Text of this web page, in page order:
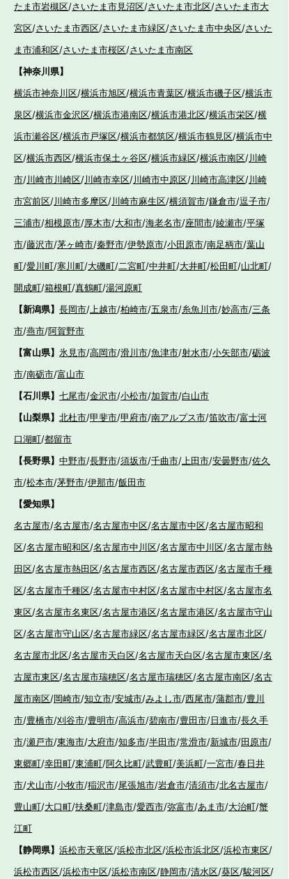
たま市岩槻区/さいたま市見沼区/さいたま市北区/さいたま市大
宮区/さいたま市西区/さいたま市緑区/さいたま市中央区/さいた
ま市浦和区/さいたま市桜区/さいたま市南区
【神奈川県】
横浜市神奈川区/横浜市旭区/横浜市青葉区/横浜市磯子区/横浜市
泉区/横浜市金沢区/横浜市港南区/横浜市港北区/横浜市栄区/横
浜市瀬谷区/横浜市戸塚区/横浜市都筑区/横浜市鶴見区/横浜市中
区/横浜市西区/横浜市保土ヶ谷区/横浜市緑区/横浜市南区/川崎
市/川崎市川崎区/川崎市幸区/川崎市中原区/川崎市高津区/川崎
市宮前区/川崎市多摩区/川崎市麻生区/横須賀市/鎌倉市/逗子市/
三浦市/相模原市/厚木市/大和市/海老名市/座間市/綾瀬市/平塚
市/藤沢市/茅ヶ崎市/秦野市/伊勢原市/小田原市/南足柄市/葉山
町/愛川町/寒川町/大磯町/二宮町/中井町/大井町/松田町/山北町/
開成町/箱根町/真鶴町/湯河原町
【新潟県】 長岡市/ 上越市/柏崎市/五泉市/糸魚川市/妙高市/三条
市/燕市/阿賀野市
【富山県】 氷見市/高岡市/滑川市/魚津市/射水市/小矢部市/砺波
市/南砺市/富山市
【石川県】 七尾市/金沢市/小松市/加賀市/白山市
【山梨県】 北杜市/甲斐市/甲府市/南アルプス市/笛吹市/富士河
口湖町/都留市
【長野県】 中野市/長野市/須坂市/千曲市/ 上田市/安曇野市/佐久
市/松本市/茅野市/伊那市/飯田市
【愛知県】
名古屋市/名古屋市/名古屋市中区/名古屋市中区/名古屋市昭和
区/名古屋市昭和区/名古屋市中川区/名古屋市中川区/名古屋市熱
田区/名古屋市熱田区/名古屋市西区/名古屋市西区/名古屋市千種
区/名古屋市千種区/名古屋市中村区/名古屋市中村区/名古屋市名
東区/名古屋市名東区/名古屋市港区/名古屋市港区/名古屋市守山
区/名古屋市守山区/名古屋市緑区/名古屋市緑区/名古屋市北区/
名古屋市北区/名古屋市天白区/名古屋市天白区/名古屋市東区/名
古屋市東区/名古屋市瑞穂区/名古屋市瑞穂区/名古屋市南区/名古
屋市南区/岡崎市/知立市/安城市/みよし市/西尾市/蒲郡市/豊川
市/豊橋市/刈谷市/豊明市/高浜市/碧南市/豊田市/日進市/長久手
市/瀬戸市/東海市/大府市/知多市/半田市/常滑市/新城市/田原市/
東郷町/幸田町/東浦町/阿久比町/武豊町/美浜町/一宮市/春日井
市/犬山市/小牧市/稲沢市/尾張旭市/岩倉市/清須市/北名古屋市/
豊山町/大口町/扶桑町/津島市/愛西市/弥富市/あま市/大治町/蟹
江町
【静岡県】 浜松市天竜区/浜松市北区/浜松市浜北区/浜松市東区/
浜松市西区/浜松市中区/浜松市南区/静岡市/清水区/葵区/駿河区/